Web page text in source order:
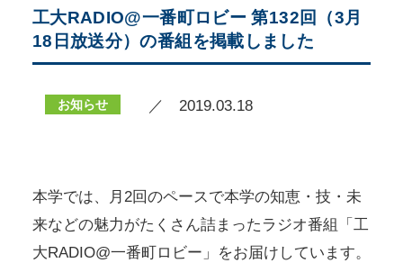
工大RADIO@一番町ロビー 第132回（3月
18日放送分）の番組を掲載しました
お知らせ ／ 2019.03.18
本学では、月2回のペースで本学の知恵・技・未
来などの魅力がたくさん詰まったラジオ番組「工
大RADIO@一番町ロビー」をお届けしています。